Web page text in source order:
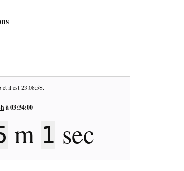
et il est23:08:59.
à03:34:00
m 0 sec